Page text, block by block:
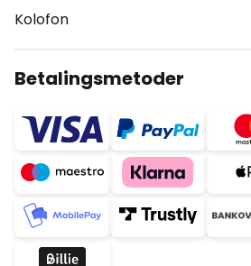
Kolofon
Betalingsmetoder